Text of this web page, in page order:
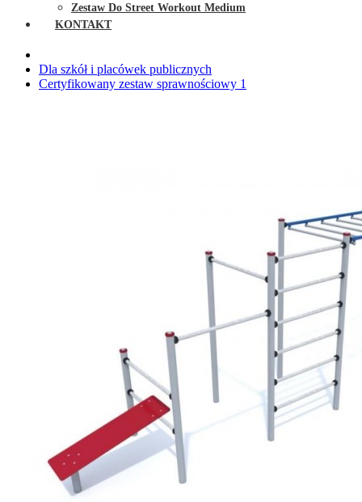
Zestaw Do Street Workout Medium
KONTAKT
Dla szkół i placówek publicznych
Certyfikowany zestaw sprawnościowy 1